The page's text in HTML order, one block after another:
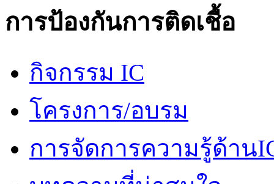
การป้องกันการติดเชื้อ
กิจกรรม IC
โครงการ/อบรม
การจัดการความรู้ด้าน